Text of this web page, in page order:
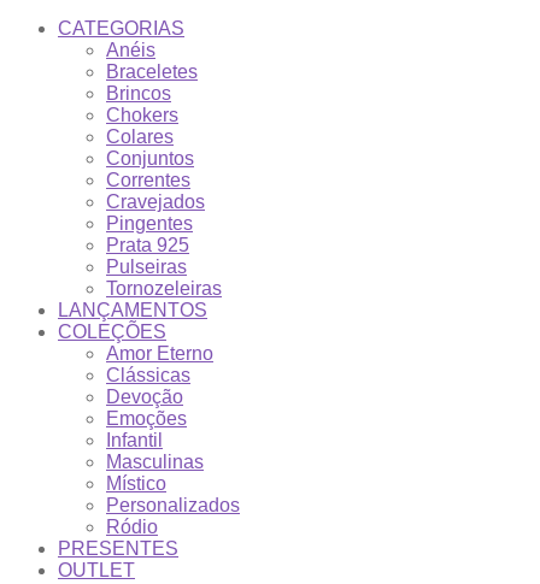
CATEGORIAS
Anéis
Braceletes
Brincos
Chokers
Colares
Conjuntos
Correntes
Cravejados
Pingentes
Prata 925
Pulseiras
Tornozeleiras
LANÇAMENTOS
COLEÇÕES
Amor Eterno
Clássicas
Devoção
Emoções
Infantil
Masculinas
Místico
Personalizados
Ródio
PRESENTES
OUTLET